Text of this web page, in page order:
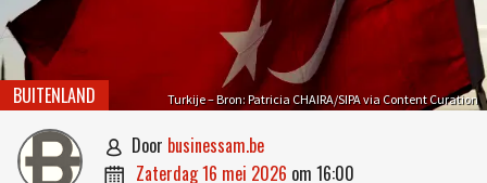
Turkije – Bron: Patricia CHAIRA/SIPA via Content Curation
BUITENLAND
 door businessam.be
 zaterdag 16 mei 2026 om 16:00